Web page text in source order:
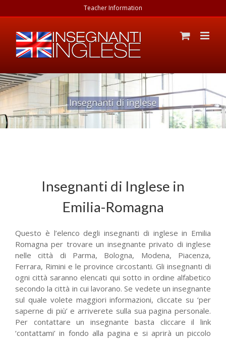
Teacher Information
Insegnanti di Inglese in
Emilia-Romagna
Questo è l’elenco degli insegnanti di inglese in Emilia
Romagna per trovare un insegnante privato di inglese
nelle città di Parma, Bologna, Modena, Piacenza,
Ferrara, Rimini e le province circostanti. Gli insegnanti di
ogni città saranno elencati qui sotto in ordine alfabetico
secondo la città in cui lavorano. Se vedete un insegnante
sul quale volete maggiori informazioni, cliccate su ‘per
saperne di più’ e arriverete sulla sua pagina personale.
Per contattare un insegnante basta cliccare il link
‘contattami’ in fondo alla pagina e si aprirà un piccolo